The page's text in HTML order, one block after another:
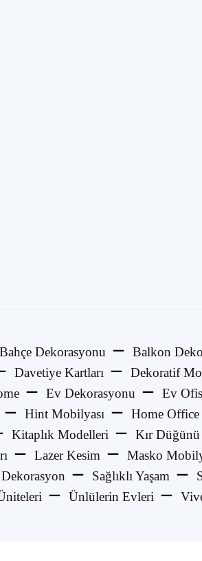
Bahçe Dekorasyonu Balkon
Davetiye Kartları Dekoratif
Ev Dekorasyonu Ev
Hint Mobilyası Home Office
Kitaplık Modelleri Kır Düğünü
Lazer Kesim Masko
Sağlıklı Yaşam
Ünlülerin Evleri